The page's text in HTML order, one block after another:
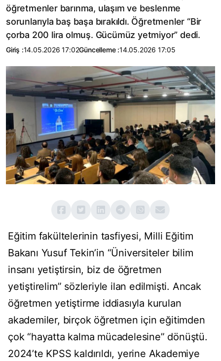
öğretmenler barınma, ulaşım ve beslenme
sorunlarıyla baş başa bırakıldı. Öğretmenler “Bir
çorba 200 lira olmuş. Gücümüz yetmiyor” dedi.
Giriş :14.05.2026 17:02Güncelleme :14.05.2026 17:05
Eğitim fakültelerinin tasfiyesi, Milli Eğitim
Bakanı Yusuf Tekin’in “Üniversiteler bilim
insanı yetiştirsin, biz de öğretmen
yetiştirelim” sözleriyle ilan edilmişti. Ancak
öğretmen yetiştirme iddiasıyla kurulan
akademiler, birçok öğretmen için eğitimden
çok “hayatta kalma mücadelesine” dönüştü.
2024’te KPSS kaldırıldı, yerine Akademiye